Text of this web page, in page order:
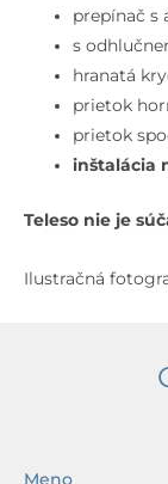
čierny
chróm
prepínač s
s
hranatá
prietok
prietok
inštalácia
Teleso nie je
Ilustračná
Meno